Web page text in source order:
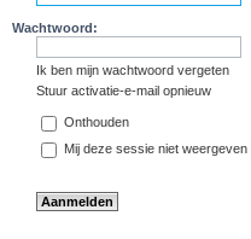
Wachtwoord:
Ik ben mijn wachtwoord vergeten
Stuur activatie-e-mail opnieuw
Onthouden
Mij deze sessie niet